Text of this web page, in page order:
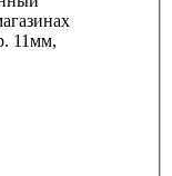
11мм,